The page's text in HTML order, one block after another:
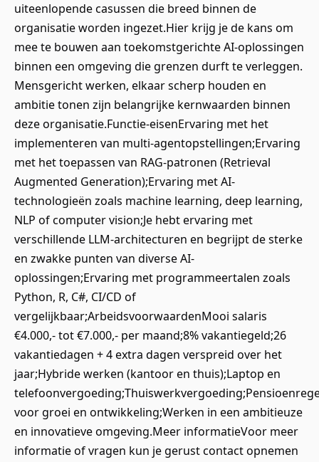
uiteenlopende casussen die breed binnen de
organisatie worden ingezet.Hier krijg je de kans om
mee te bouwen aan toekomstgerichte AI-oplossingen
binnen een omgeving die grenzen durft te verleggen.
Mensgericht werken, elkaar scherp houden en
ambitie tonen zijn belangrijke kernwaarden binnen
deze organisatie.Functie-eisenErvaring met het
implementeren van multi-agentopstellingen;Ervaring
met het toepassen van RAG-patronen (Retrieval
Augmented Generation);Ervaring met AI-
technologieën zoals machine learning, deep learning,
NLP of computer vision;Je hebt ervaring met
verschillende LLM-architecturen en begrijpt de sterke
en zwakke punten van diverse AI-
oplossingen;Ervaring met programmeertalen zoals
Python, R, C#, CI/CD of
vergelijkbaar;ArbeidsvoorwaardenMooi salaris
€4.000,- tot €7.000,- per maand;8% vakantiegeld;26
vakantiedagen + 4 extra dagen verspreid over het
jaar;Hybride werken (kantoor en thuis);Laptop en
voor groei en ontwikkeling;Werken in een ambitieuze
en innovatieve omgeving.Meer informatieVoor meer
informatie of vragen kun je gerust contact opnemen